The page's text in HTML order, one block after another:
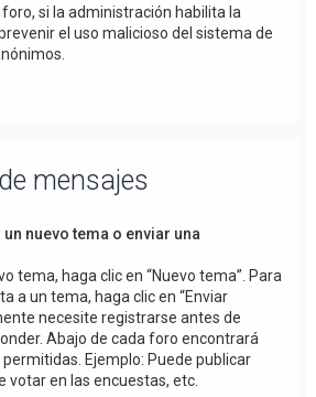
si la administración habilita la
el uso malicioso del sistema de
mensajes
nuevo tema o enviar una
tema, haga clic en “Nuevo tema”. Para
a un tema, haga clic en “Enviar
necesite registrarse antes de
Abajo de cada foro encontrará
Ejemplo: Puede publicar
votar en las encuestas, etc.